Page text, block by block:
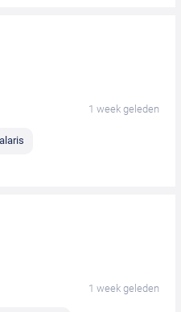
1 week geleden
1 week geleden